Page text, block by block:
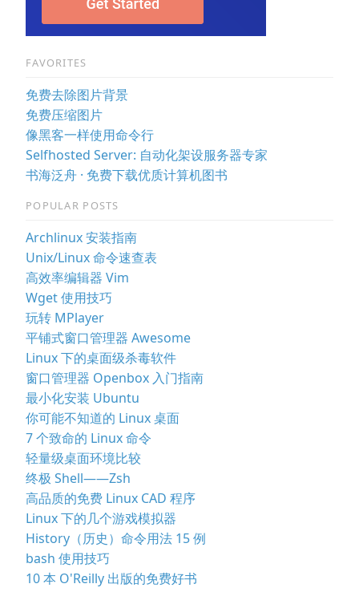
FAVORITES
免费去除图片背景
免费压缩图片
像黑客一样使用命令行
Selfhosted Server: 自动化架设服务器专家
书海泛舟 · 免费下载优质计算机图书
POPULAR POSTS
Archlinux 安装指南
Unix/Linux 命令速查表
高效率编辑器 Vim
Wget 使用技巧
玩转 MPlayer
平铺式窗口管理器 Awesome
Linux 下的桌面级杀毒软件
窗口管理器 Openbox 入门指南
最小化安装 Ubuntu
你可能不知道的 Linux 桌面
7 个致命的 Linux 命令
轻量级桌面环境比较
终极 Shell——Zsh
高品质的免费 Linux CAD 程序
Linux 下的几个游戏模拟器
History（历史）命令用法 15 例
bash 使用技巧
10 本 O'Reilly 出版的免费好书